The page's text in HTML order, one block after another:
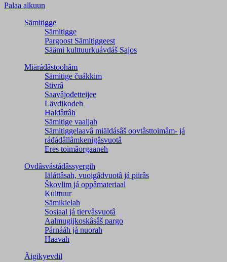
Palaa alkuun
Sämitigge
Sämitigge
Pargoost Sämitiggeest
Säämi kulttuurkuávdáš Sajos
Miärádâstoohâm
Sämitige čuákkim
Stivrâ
Saavâjođetteijee
Lävdikodeh
Haldâttâh
Sämitige vaaljah
Sämitiggelaavâ miäldásâš oovtâsttoimâm- já
ráđádâllâmkenigâsvuotâ
Eres toimâorgaaneh
Ovdâsvástádâssyergih
Iäláttâsah, vuoigâdvuotâ já piirâs
Škovlim já oppâmateriaal
Kulttuur
Sämikielah
Sosiaal já tiervâsvuotâ
Aalmugijkoskâsâš pargo
Párnááh já nuorah
Haavah
Äigikyevdil